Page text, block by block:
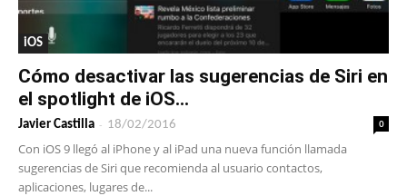
iOS
Cómo desactivar las sugerencias de Siri en
el spotlight de iOS...
Javier Castilla - 18/02/2016 0
Con iOS 9 llegó al iPhone y al iPad una nueva función llamada
sugerencias de Siri que recomienda al usuario contactos,
aplicaciones, lugares de...